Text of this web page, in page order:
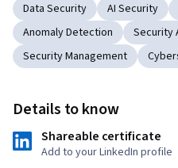
Data Security AI Security
Anomaly Detection
Security
Security Management
Details to know
Shareable certificate
Add to your LinkedIn profile